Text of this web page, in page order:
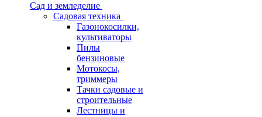
Сад и земледелие
Садовая техника
Газонокосилки,
культиваторы
Пилы
бензиновые
Мотокосы,
триммеры
Тачки садовые и
строительные
Лестницы и